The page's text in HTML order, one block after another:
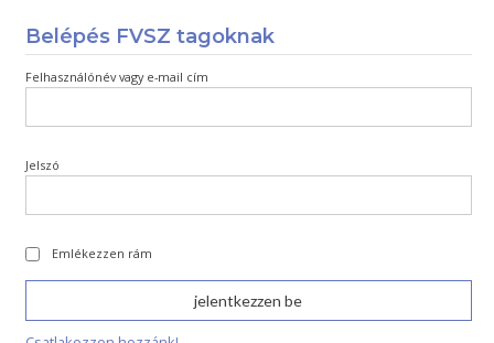
Belépés FVSZ tagoknak
Felhasználónév vagy e-mail cím
Jelszó
Emlékezzen rám